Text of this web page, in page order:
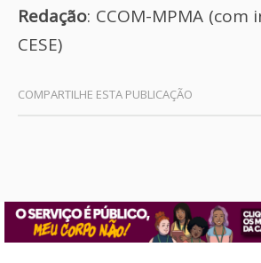
Redação: CCOM-MPMA (com
CESE)